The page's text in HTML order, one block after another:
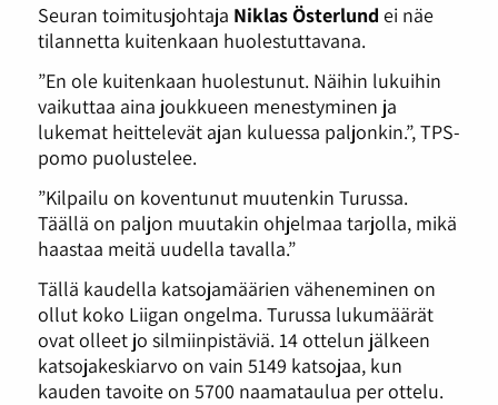
Seuran toimitusjohtaja Niklas Österlund ei näe
tilannetta kuitenkaan huolestuttavana.
”En ole kuitenkaan huolestunut. Näihin lukuihin
vaikuttaa aina joukkueen menestyminen ja
lukemat heittelevät ajan kuluessa paljonkin.”, TPS-
pomo puolustelee.
”Kilpailu on koventunut muutenkin Turussa.
Täällä on paljon muutakin ohjelmaa tarjolla, mikä
haastaa meitä uudella tavalla.”
Tällä kaudella katsojamäärien väheneminen on
ollut koko Liigan ongelma. Turussa lukumäärät
ovat olleet jo silmiinpistäviä. 14 ottelun jälkeen
katsojakeskiarvo on vain 5149 katsojaa, kun
kauden tavoite on 5700 naamataulua per ottelu.